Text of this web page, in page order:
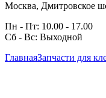
Москва, Дмитровское
Пн - Пт: 10.00 - 17.00
Сб - Вс: Выходной
ГлавнаяЗапчасти для